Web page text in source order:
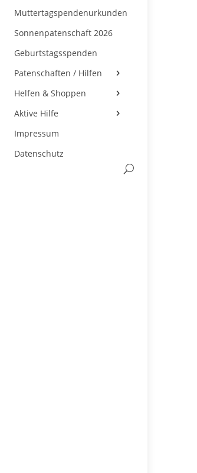
Muttertagspendenurkunden
Sonnenpatenschaft 2026
Geburtstagsspenden
Patenschaften / Hilfen
Helfen & Shoppen
Aktive Hilfe
Impressum
Datenschutz